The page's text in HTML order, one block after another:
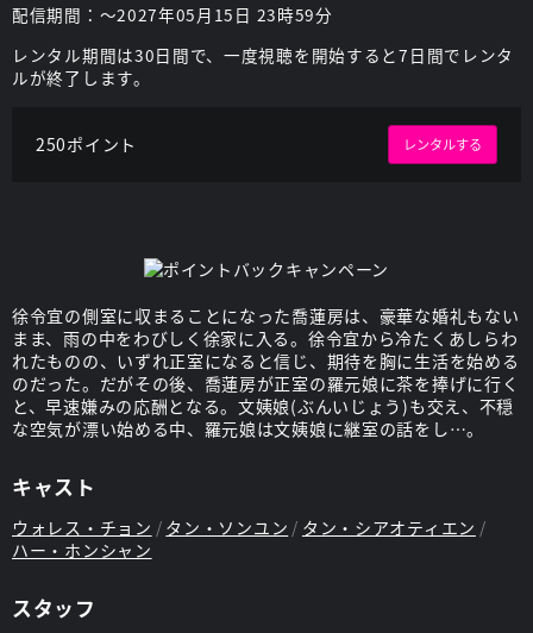
配信期間：～2027年05月15日 23時59分
レンタル期間は30日間で、一度視聴を開始すると7日間でレンタ
ルが終了します。
250ポイント レンタルする
徐令宜の側室に収まることになった喬蓮房は、豪華な婚礼もない
まま、雨の中をわびしく徐家に入る。徐令宜から冷たくあしらわ
れたものの、いずれ正室になると信じ、期待を胸に生活を始める
のだった。だがその後、喬蓮房が正室の羅元娘に茶を捧げに行く
と、早速嫌みの応酬となる。文姨娘(ぶんいじょう)も交え、不穏
な空気が漂い始める中、羅元娘は文姨娘に継室の話をし…。
キャスト
ウォレス・チョン タン・ソンユン
タン・シアオティエン
ハー・ホンシャン
スタッフ